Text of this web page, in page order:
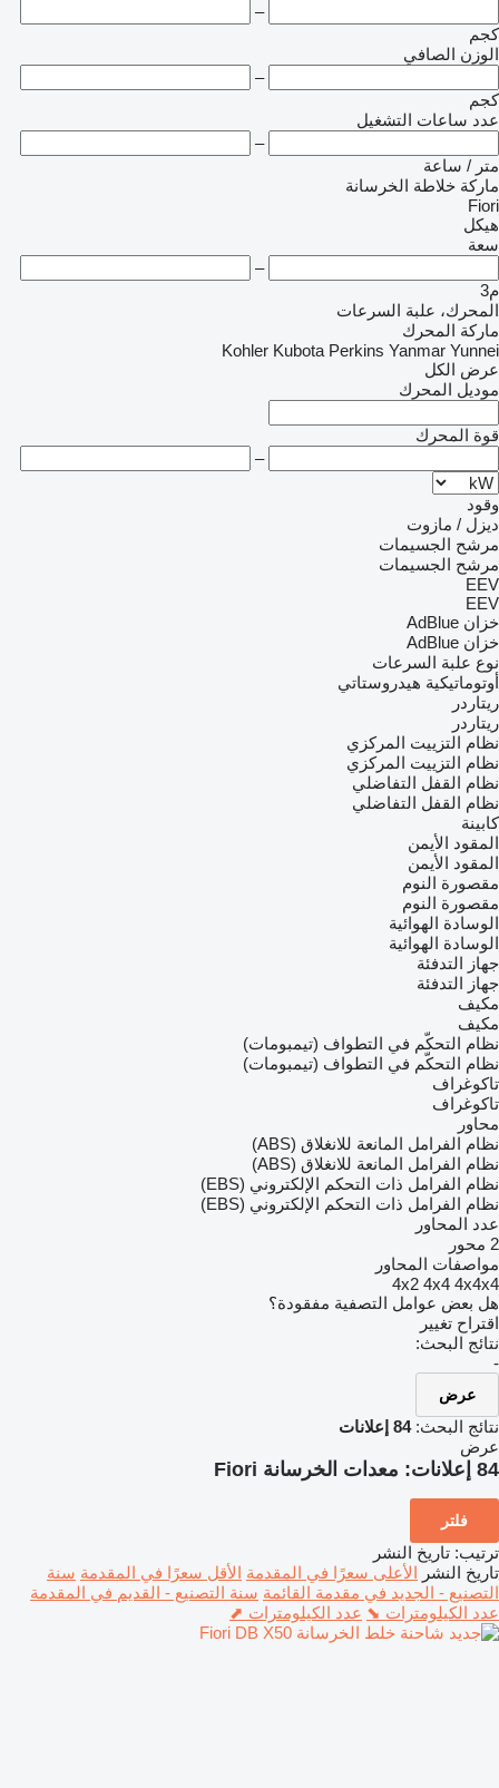
–
كجم
الوزن الصافي
–
كجم
عدد ساعات التشغيل
–
متر / ساعة
ماركة خلاطة الخرسانة
Fiori
هيكل
سعة
–
م3
المحرك، علبة السرعات
ماركة المحرك
Kohler Kubota Perkins Yanmar Yunnei
عرض الكل
موديل المحرك
قوة المحرك
–
وقود
ديزل / مازوت
مرشح الجسيمات
مرشح الجسيمات
EEV
EEV
خزان AdBlue
خزان AdBlue
نوع علبة السرعات
أوتوماتيكية هيدروستاتي
ريتاردر
ريتاردر
نظام التزييت المركزي
نظام التزييت المركزي
نظام القفل التفاضلي
نظام القفل التفاضلي
كابينة
المقود الأيمن
المقود الأيمن
مقصورة النوم
مقصورة النوم
الوسادة الهوائية
الوسادة الهوائية
جهاز التدفئة
جهاز التدفئة
مكيف
مكيف
نظام التحكّم في التطواف (تيمبومات)
نظام التحكّم في التطواف (تيمبومات)
تاكوغراف
تاكوغراف
محاور
نظام الفرامل المانعة للانغلاق (ABS)
نظام الفرامل المانعة للانغلاق (ABS)
نظام الفرامل ذات التحكم الإلكتروني (EBS)
نظام الفرامل ذات التحكم الإلكتروني (EBS)
عدد المحاور
2 محور
مواصفات المحاور
4x2 4x4 4x4x4
هل بعض عوامل التصفية مفقودة؟
اقتراح تغيير
نتائج البحث:
-
عرض
نتائج البحث:84 إعلانات
عرض
84 إعلانات: معدات الخرسانة Fiori
فلتر
ترتيب: تاريخ النشر
تاريخ النشر الأعلى سعرًا في المقدمة الأقل سعرًا في المقدمة سنة
التصنيع - الجديد في مقدمة القائمة سنة التصنيع - القديم في المقدمة
عدد الكيلومترات ⬊ عدد الكيلومترات ⬈